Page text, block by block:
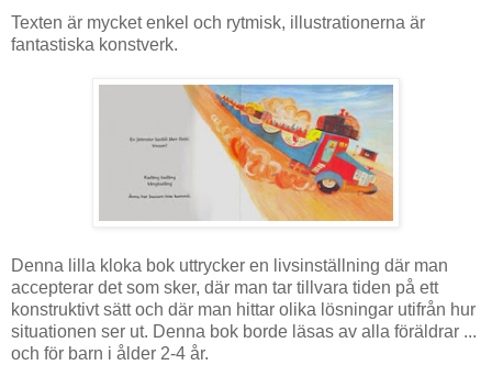
Texten är mycket enkel och rytmisk, illustrationerna är
fantastiska konstverk.
Denna lilla kloka bok uttrycker en livsinställning där man
accepterar det som sker, där man tar tillvara tiden på ett
konstruktivt sätt och där man hittar olika lösningar utifrån hur
situationen ser ut. Denna bok borde läsas av alla föräldrar ...
och för barn i ålder 2-4 år.